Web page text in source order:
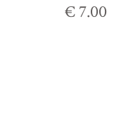
€ 7.00